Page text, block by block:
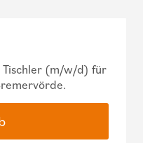
Tischler (m/w/d) für